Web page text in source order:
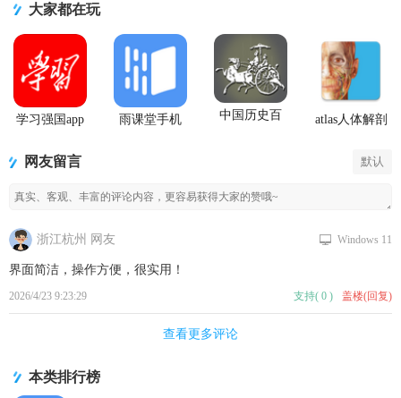
大家都在玩
学习强国app
雨课堂手机
中国历史百
atlas人体解剖
网友留言 默认
浙江杭州 网友
2026/4/23 9:23:29
界面简洁，操作方便，很实用！
Windows 11
支持( 0 ) 盖楼(回复)
查看更多评论
本类排行榜